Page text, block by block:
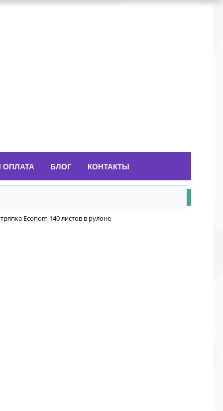
ОПЛАТА БЛОГ КОНТАКТЫ
Econom 140 листов в рулоне